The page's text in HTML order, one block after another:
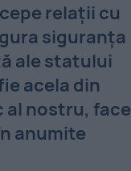
relaţii cu
siguranţa
ale statului
acela din
al nostru, face
anumite